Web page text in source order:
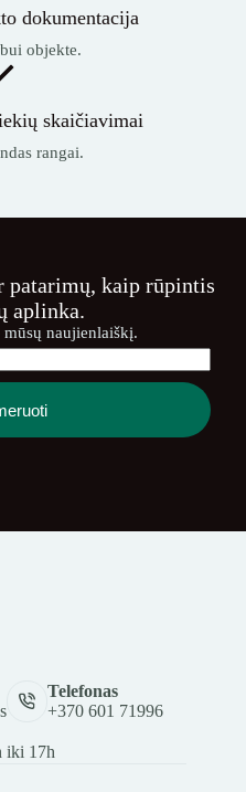
dokumentacija
objekte.
skaičiavimai
rangai.
patarimų, kaip rūpintis
aplinka.
naujienlaiškį.
Telefonas
+370 601 71996
iki 17h